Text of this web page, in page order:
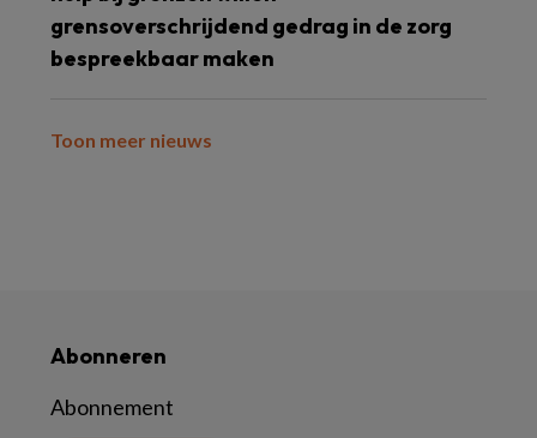
grensoverschrijdend gedrag in de zorg
bespreekbaar maken
Toon meer nieuws
Abonneren
Abonnement